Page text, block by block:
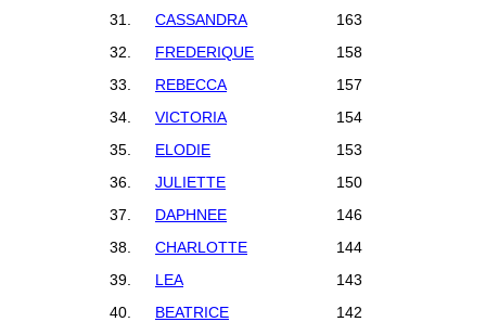
31.
CASSANDRA
163
32.
FREDERIQUE
158
33.
REBECCA
157
34.
VICTORIA
154
35.
ELODIE
153
36.
JULIETTE
150
37.
DAPHNEE
146
38.
CHARLOTTE
144
39.
LEA
143
40.
BEATRICE
142